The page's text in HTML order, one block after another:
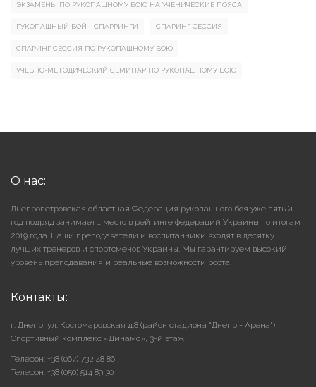
ЭКЗАМЕНЫ ПО РУКОПАШНОМУ БОЮ НА УЧЕНИЧЕСКИЕ ПОЯСА
РУКОПАШНЫЙ БОЙ - СПАРРИНГИ СПАРИНГ СЕССИЯ
СПАРИНГ СЕССИЯ ПО РУКОПАШНОМУ БОЮ
УЧЕБНО-МЕТОДИЧЕСКИЙ СЕМИНАР ПО РУКОПАШНОМУ БОЮ
О нас:
Днепропетровская областная Федерация рукопашного боя уже пятый
год подряд занимает 1 место в рейтинге федераций Украины по итогам
2019 года. Наши преподаватели и воспитанники входят в десятку
лучших тренеров и спортсменов Украины. Мы гарантируем высокий
уровень преподавания и реальные возможности роста.
Контакты:
г. Днепр, ул. Костомаровская д.8 (район стадиона "Днепр - Арена"),
Cпортивный комплекс «Динамо», 3-й этаж
Телефон: +38 (067) 732 48 86
Телефон: +38 (050) 514 89 30